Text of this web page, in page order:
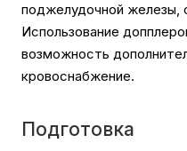
поджелудочной железы,
Использование
возможность
кровоснабжение.
Подготовка